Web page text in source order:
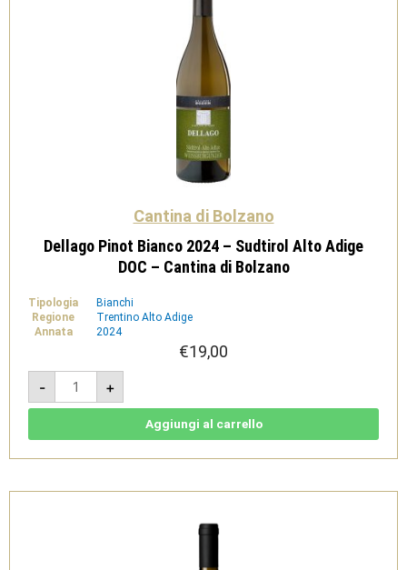
Cantina di Bolzano
Dellago Pinot Bianco 2024 – Sudtirol Alto Adige
DOC – Cantina di Bolzano
Tipologia
Bianchi
Regione
Trentino Alto Adige
Annata
2024
€19,00
-
Dellago
Pinot
Bianco
2024
Adige
Cantina
+
Aggiungi al carrello